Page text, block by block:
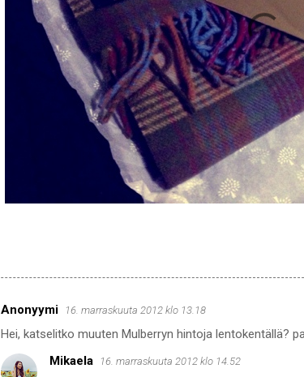
Anonyymi 16. marraskuuta 2012 klo 13.18
Hei, katselitko muuten Mulberryn hintoja lentokentällä?
Mikaela 16. marraskuuta 2012 klo 14.52